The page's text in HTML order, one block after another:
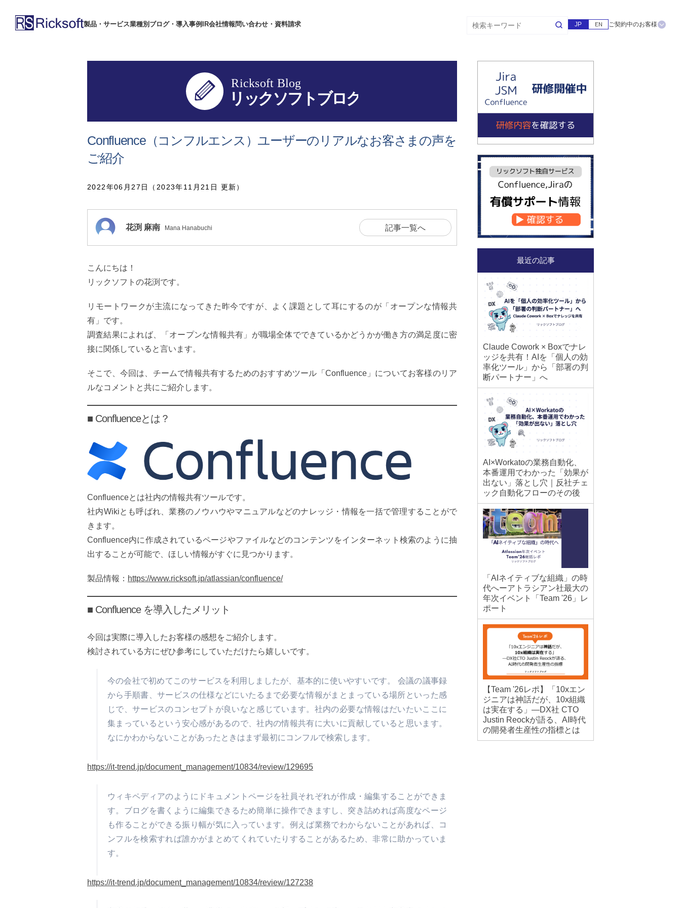
製品・サービス業種別 ブログ・導入事例 IR会社情報 問い合わせ・資料請求 JP EN ご契約中のお客様
Confluence（コンフルエンス）ユーザーのリアルなお客さまの声を
ご紹介
2022年06月27日（2023年11月21日 更新）
花渕 麻南 Mana Hanabuchi 記事一覧へ
こんにちは！
リックソフトの花渕です。
リモートワークが主流になってきた昨今ですが、よく課題として耳にするのが「オープンな情報共
有」です。
調査結果によれば、「オープンな情報共有」が職場全体でできているかどうかが働き方の満足度に密
接に関係していると言います。
そこで、今回は、チームで情報共有するためのおすすめツール「Confluence」についてお客様のリア
ルなコメントと共にご紹介します。
■ Confluenceとは？
Confluenceとは社内の情報共有ツールです。
社内Wikiとも呼ばれ、業務のノウハウやマニュアルなどのナレッジ・情報を一括で管理することがで
きます。
Confluence内に作成されているページやファイルなどのコンテンツをインターネット検索のように抽
出することが可能で、ほしい情報がすぐに見つかります。
製品情報： https://www.ricksoft.jp/atlassian/confluence/
■ Confluence を導入したメリット
今回は実際に導入したお客様の感想をご紹介します。
検討されている方にぜひ参考にしていただけたら嬉しいです。
今の会社で初めてこのサービスを利用しましたが、基本的に使いやすいです。 会議の議事録
から手順書、サービスの仕様などにいたるまで必要な情報がまとまっている場所といった感
じで、サービスのコンセプトが良いなと感じています。 社内の必要な情報はだいたいここに
集まっているという安心感があるので、社内の情報共有に大いに貢献していると思います。
なにかわからないことがあったときはまず最初にコンフルで検索します。
https://it-trend.jp/document_management/10834/review/129695
ウィキペディアのようにドキュメントページを社員それぞれが作成・編集することができま
す。ブログを書くように編集できるため簡単に操作できますし、突き詰めれば高度なページ
も作ることができる振り幅が気に入っています。 例えば業務でわからないことがあれば、コ
ンフルを検索すれば誰かがまとめてくれていたりすることがあるため、非常に助かっていま
す。
https://it-trend.jp/document_management/10834/review/127238
最近の記事
Claude Cowork × Boxでナレ
ッジを共有！AIを「個人の効
率化ツール」から「部署の判
断パートナー」へ
AI×Workatoの業務自動化、
本番運用でわかった「効果が
出ない」落とし穴｜反社チェ
ック自動化フローのその後
「AIネイティブな組織」の時
代へーアトラシアン社最大の
年次イベント「Team '26」レ
ポート
【Team '26レポ】「10xエン
ジニアは神話だが、10x組織
は実在する」―DX社 CTO
Justin Reockが語る、AI時代
の開発者生産性の指標とは